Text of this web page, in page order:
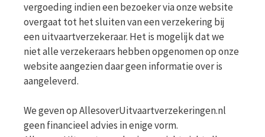
vergoeding indien een bezoeker via onze website
overgaat tot het sluiten van een verzekering bij
een uitvaartverzekeraar. Het is mogelijk dat we
niet alle verzekeraars hebben opgenomen op onze
website aangezien daar geen informatie over is
aangeleverd.
We geven op AllesoverUitvaartverzekeringen.nl
geen financieel advies in enige vorm.